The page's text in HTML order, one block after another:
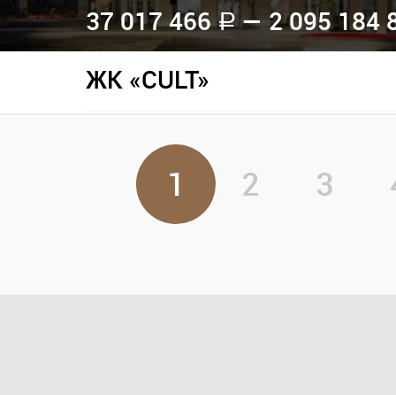
37 017 466a— 2 095 184
ЖК «CULT»
1 2 3